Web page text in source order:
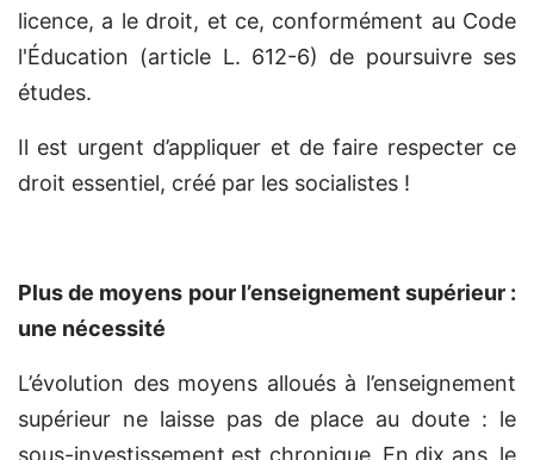
licence, a le droit, et ce, conformément au Code
l'Éducation (article L. 612-6) de poursuivre ses
études.
Il est urgent d’appliquer et de faire respecter ce
droit essentiel, créé par les socialistes !
Plus de moyens pour l’enseignement supérieur :
une nécessité
L’évolution des moyens alloués à l’enseignement
supérieur ne laisse pas de place au doute : le